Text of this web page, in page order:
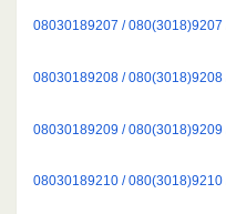
08030189207 / 080(3018)9207
08030189208 /
08030189209 / 080(3018)9209
08030189210 /